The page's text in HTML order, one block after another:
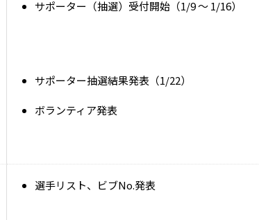
サポーター（抽選）受付開始（1/9 ～ 1/16）
サポーター抽選結果発表（1/22）
ボランティア発表
選手リスト、ビブNo.発表